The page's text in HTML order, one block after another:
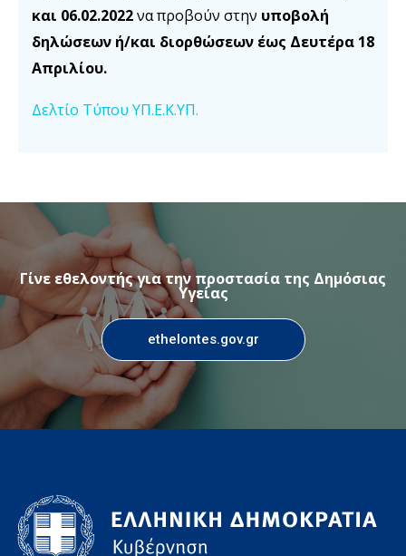
και 06.02.2022να προβούν στην υποβολή
δηλώσεων ή/και διορθώσεων έως Δευτέρα 18
Απριλίου.
Δελτίο Τύπου ΥΠ.Ε.Κ.ΥΠ.
Γίνε εθελοντής για την προστασία της Δημόσιας
Υγείας
ethelontes.gov.gr